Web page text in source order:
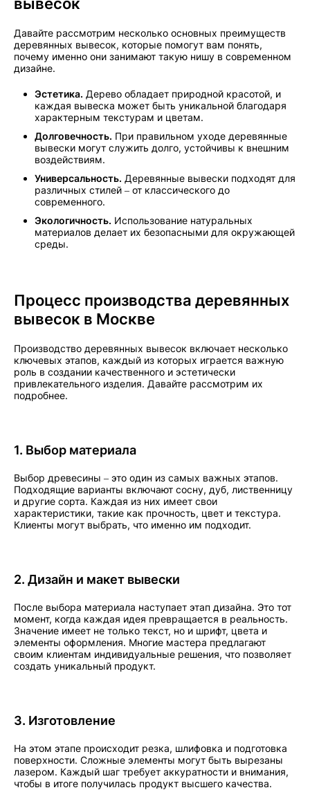
Давайте рассмотрим несколько основных преимуществ
деревянных вывесок, которые помогут вам понять,
почему именно они занимают такую нишу в современном
дизайне.
Эстетика. Дерево обладает природной красотой, и
каждая вывеска может быть уникальной благодаря
характерным текстурам и цветам.
Долговечность. При правильном уходе деревянные
вывески могут служить долго, устойчивы к внешним
воздействиям.
Универсальность. Деревянные вывески подходят для
различных стилей – от классического до
современного.
Экологичность. Использование натуральных
материалов делает их безопасными для окружающей
среды.
Процесс производства деревянных
вывесок в Москве
Производство деревянных вывесок включает несколько
ключевых этапов, каждый из которых играется важную
роль в создании качественного и эстетически
привлекательного изделия. Давайте рассмотрим их
подробнее.
1. Выбор материала
Выбор древесины – это один из самых важных этапов.
Подходящие варианты включают сосну, дуб, лиственницу
и другие сорта. Каждая из них имеет свои
характеристики, такие как прочность, цвет и текстура.
Клиенты могут выбрать, что именно им подходит.
2. Дизайн и макет вывески
После выбора материала наступает этап дизайна. Это тот
момент, когда каждая идея превращается в реальность.
Значение имеет не только текст, но и шрифт, цвета и
элементы оформления. Многие мастера предлагают
своим клиентам индивидуальные решения, что позволяет
создать уникальный продукт.
3. Изготовление
На этом этапе происходит резка, шлифовка и подготовка
поверхности. Сложные элементы могут быть вырезаны
лазером. Каждый шаг требует аккуратности и внимания,
чтобы в итоге получилась продукт высшего качества.